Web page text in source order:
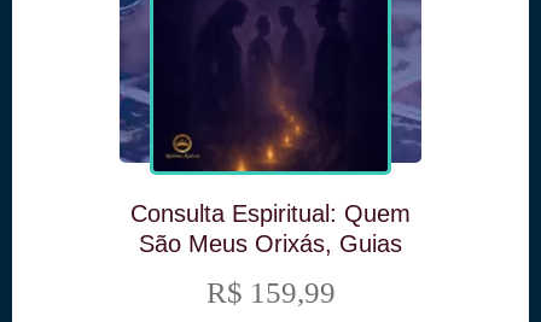
Consulta Espiritual: Quem
São Meus Orixás, Guias
Giras
R$ 159,99